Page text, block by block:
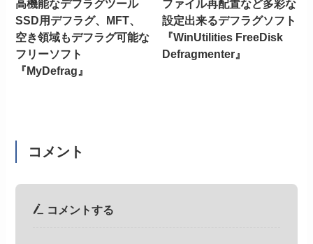
高機能なデフラグツール
SSD用デフラグ、MFT、
空き領域もデフラグ可能な
フリーソフト
『MyDefrag』
ファイル再配置など多彩な
設定出来るデフラグソフト
『WinUtilities FreeDisk
Defragmenter』
コメント
コメントする